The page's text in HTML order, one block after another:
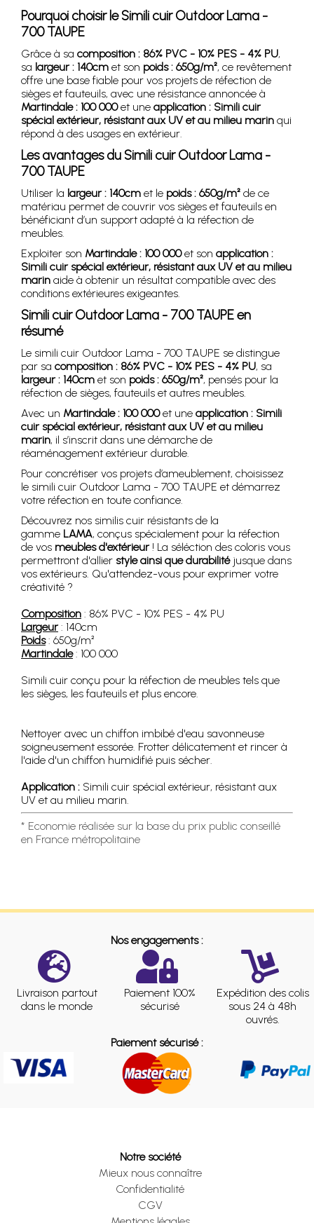
Pourquoi choisir le Simili cuir Outdoor Lama -
700 TAUPE
Grâce à sa composition : 86% PVC - 10% PES - 4% PU,
sa largeur : 140cm et son poids : 650g/m², ce revêtement
offre une base fiable pour vos projets de réfection de
sièges et fauteuils, avec une résistance annoncée à
Martindale : 100 000et une application : Simili cuir
spécial extérieur, résistant aux UV et au milieu marin qui
répond à des usages en extérieur.
Les avantages du Simili cuir Outdoor Lama -
700 TAUPE
Utiliser la largeur : 140cm et le poids : 650g/m² de ce
matériau permet de couvrir vos sièges et fauteuils en
bénéficiant d’un support adapté à la réfection de
meubles.
Exploiter son Martindale : 100 000et son application :
Simili cuir spécial extérieur, résistant aux UV et au milieu
marin aide à obtenir un résultat compatible avec des
conditions extérieures exigeantes.
Simili cuir Outdoor Lama - 700 TAUPE en
résumé
Le simili cuir Outdoor Lama - 700 TAUPE se distingue
par sa composition : 86% PVC - 10% PES - 4% PU, sa
largeur : 140cm et son poids : 650g/m², pensés pour la
réfection de sièges, fauteuils et autres meubles.
Avec un Martindale : 100 000et une application : Simili
cuir spécial extérieur, résistant aux UV et au milieu
marin, il s’inscrit dans une démarche de
réaménagement extérieur durable.
Pour concrétiser vos projets d’ameublement, choisissez
le simili cuir Outdoor Lama - 700 TAUPE et démarrez
votre réfection en toute confiance.
Découvrez nos similis cuir résistants de la
gamme LAMA, conçus spécialement pour la réfection
de vos meubles d'extérieur ! La séléction des coloris vous
permettront d'allier style ainsi que durabilitéjusque dans
vos extérieurs. Qu'attendez-vous pour exprimer votre
créativité ?
Composition : 86% PVC - 10% PES - 4% PU
Largeur: 140cm
Poids: 650g/m²
Martindale: 100 000
Simili cuir conçu pour la réfection de meubles tels que
les sièges, les fauteuils et plus encore.
Nettoyer avec un chiffon imbibé d'eau savonneuse
soigneusement essorée. Frotter délicatement et rincer à
l'aide d'un chiffon humidifié puis sécher.
Application : Simili cuir spécial extérieur, résistant aux
UV et au milieu marin.
* Economie réalisée sur la base du prix public conseillé
en France métropolitaine
Nos engagements :
Livraison partout
dans le monde
Paiement 100%
sécurisé
Expédition des colis
sous 24 à 48h
ouvrés.
Paiement sécurisé :
Notre société
Mieux nous connaître
Confidentialité
CGV